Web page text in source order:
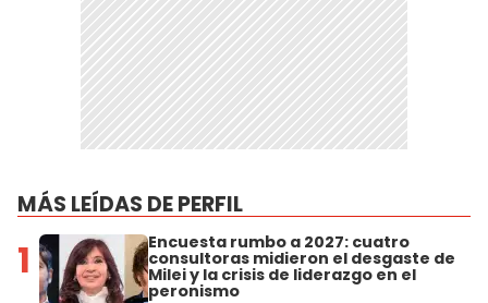
MÁS LEÍDAS DE PERFIL
1 Encuesta rumbo a 2027: cuatro
consultoras midieron el desgaste de
Milei y la crisis de liderazgo en el
peronismo